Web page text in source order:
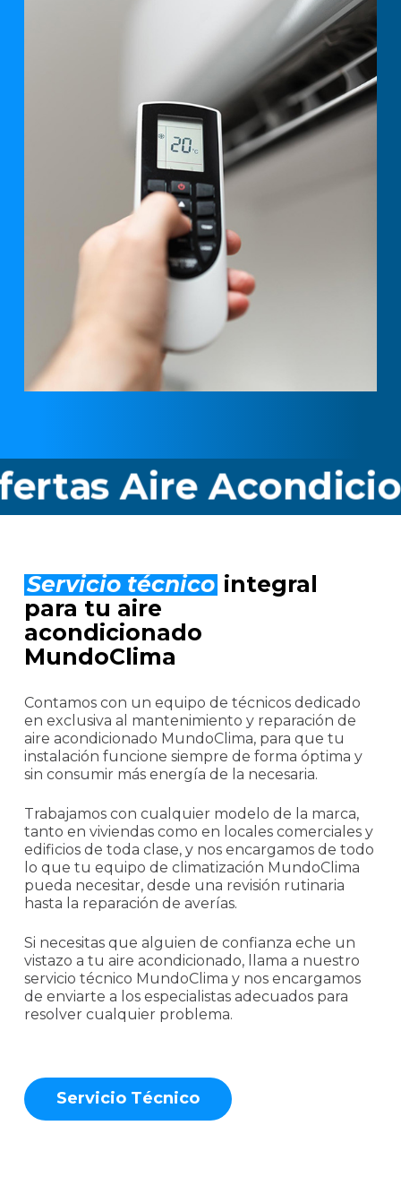
Aire
Servicio técnico integral
para tu aire
acondicionado
MundoClima
Contamos con un equipo de técnicos dedicado
en exclusiva al mantenimiento y reparación de
aire acondicionado MundoClima, para que tu
instalación funcione siempre de forma óptima y
sin consumir más energía de la necesaria.
Trabajamos con cualquier modelo de la marca,
tanto en viviendas como en locales comerciales y
edificios de toda clase, y nos encargamos de todo
lo que tu equipo de climatización MundoClima
pueda necesitar, desde una revisión rutinaria
hasta la reparación de averías.
Si necesitas que alguien de confianza eche un
vistazo a tu aire acondicionado, llama a nuestro
servicio técnico MundoClima y nos encargamos
de enviarte a los especialistas adecuados para
resolver cualquier problema.
Servicio Técnico